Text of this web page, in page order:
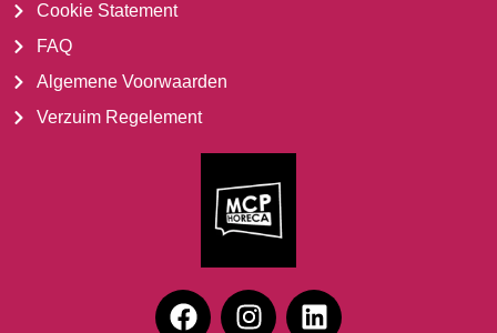
Cookie Statement
FAQ
Algemene Voorwaarden
Verzuim Regelement